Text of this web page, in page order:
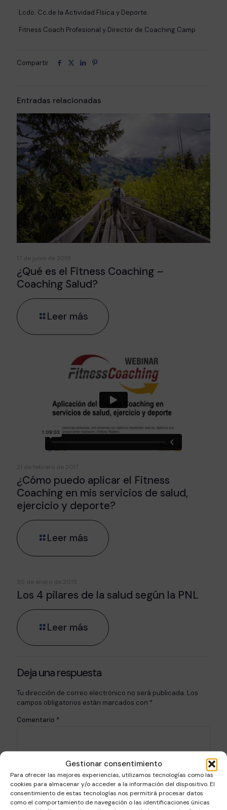
Gestionar consentimiento
Para ofrecer las mejores experiencias, utilizamos tecnologías como las
cookies para almacenar y/o acceder a la información del dispositivo. El
consentimiento de estas tecnologías nos permitirá procesar datos
como el comportamiento de navegación o las identificaciones únicas
Lcdo. Cc.de la Actividad Física y Deporte.
Fitness Coach Profesional y Director de Coaching Camp
Compartir
Entradas relacionadas
17 de junio de 2019
¿Qué es el Fitness Coaching –
Coaching Salud?
Leer más
21 de febrero de 2017
¿Cómo puedo aplicar el Fitness
Coaching en mis servicios de salud,
ejercicio y deporte?
Leer más
30 de enero de 2015
Los 4 pilares de la salud según la PNL
Leer más
Deja una respuesta
Tu dirección de correo electrónico no será publicada. Los
campos obligatorios están marcados con *
Comentario *